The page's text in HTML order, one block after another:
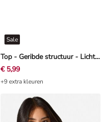
Top - Geribde structuur - Lichtroze
Sale
€ 5,99
+9 extra kleuren